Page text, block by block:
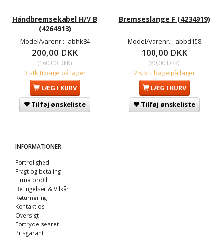
Håndbremsekabel H/V B
(4264913)
Model/varenr.: abhk84
200,00 DKK
(160,00 DKK)
3 stk tilbage på lager
LÆG I KURV
Tilføj ønskeliste
Bremseslange F (4234919)
Model/varenr.: abbd158
100,00 DKK
(80,00 DKK)
2 stk tilbage på lager
LÆG I KURV
Tilføj ønskeliste
INFORMATIONER
Fortrolighed
Fragt og betaling
Firma profil
Betingelser & Vilkår
Returnering
Kontakt os
Oversigt
Fortrydelsesret
Prisgaranti